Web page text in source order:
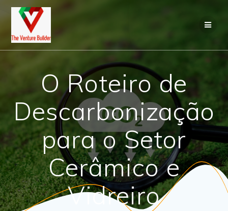
O Roteiro de
Descarbonização
para o Setor
Cerâmico e
Vidreiro